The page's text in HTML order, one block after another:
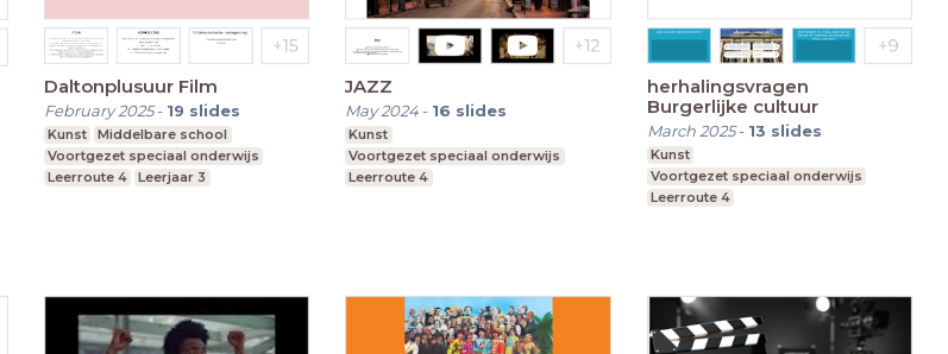
Daltonplusuur Film
February 2025- 19 slides
Kunst
Middelbare school
Voortgezet speciaal onderwijs
Leerroute 4
Leerjaar 3
JAZZ
May 2024- 16 slides
Kunst
Voortgezet speciaal onderwijs
Leerroute 4
herhalingsvragen
Burgerlijke cultuur
March 2025- 13 slides
Kunst
Voortgezet speciaal onderwijs
Leerroute 4